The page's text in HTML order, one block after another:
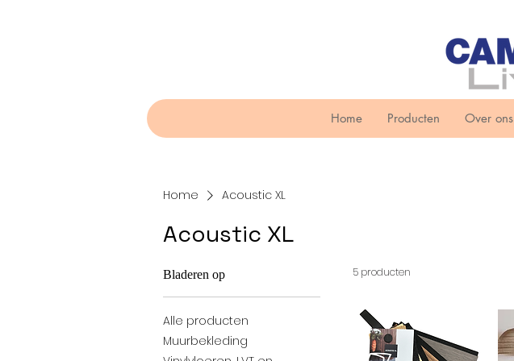
Home Producten Over ons
Home Acoustic XL
Acoustic XL
Bladeren op
Alle producten
Muurbekleding
5 producten